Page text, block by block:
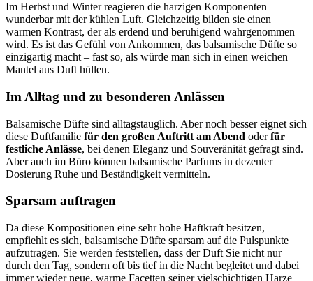
Im Herbst und Winter reagieren die harzigen Komponenten
wunderbar mit der kühlen Luft. Gleichzeitig bilden sie einen
warmen Kontrast, der als erdend und beruhigend wahrgenommen
wird. Es ist das Gefühl von Ankommen, das balsamische Düfte so
einzigartig macht – fast so, als würde man sich in einen weichen
Mantel aus Duft hüllen.
Im Alltag und zu besonderen Anlässen
Balsamische Düfte sind alltagstauglich. Aber noch besser eignet sich
diese Duftfamilie für den großen Auftritt am Abend oderfür
festliche Anlässe, bei denen Eleganz und Souveränität gefragt sind.
Aber auch im Büro können balsamische Parfums in dezenter
Dosierung Ruhe und Beständigkeit vermitteln.
Sparsam auftragen
Da diese Kompositionen eine sehr hohe Haftkraft besitzen,
empfiehlt es sich, balsamische Düfte sparsam auf die Pulspunkte
aufzutragen. Sie werden feststellen, dass der Duft Sie nicht nur
durch den Tag, sondern oft bis tief in die Nacht begleitet und dabei
immer wieder neue, warme Facetten seiner vielschichtigen Harze